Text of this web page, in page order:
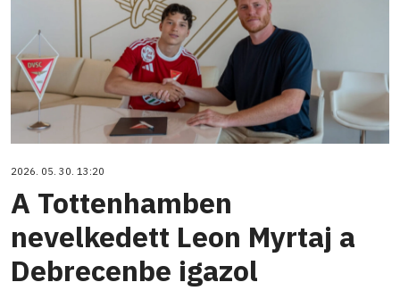
2026. 05. 30. 13:20
A Tottenhamben
nevelkedett Leon Myrtaj a
Debrecenbe igazol